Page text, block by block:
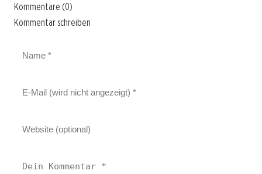
Kommentare (0)
Kommentar schreiben